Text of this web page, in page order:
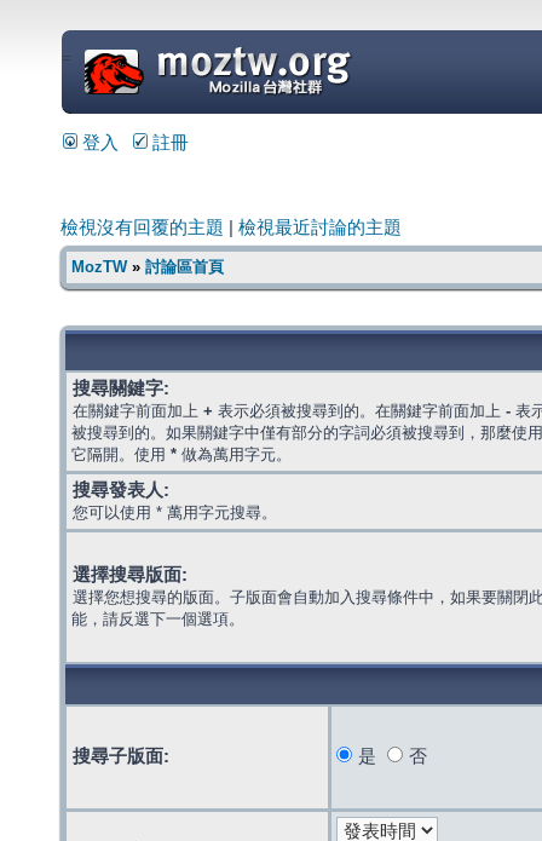
=
登入 註冊
檢視沒有回覆的主題 檢視最近討論的主題
MozTW» 討論區首頁
搜尋關鍵字:
在關鍵字前面加上 + 表示必須被搜尋到的。在關鍵字前面加上 - 表
被搜尋到的。如果關鍵字中僅有部分的字詞必須被搜尋到，那麼使
它隔開。使用 * 做為萬用字元。
搜尋發表人:
您可以使用 * 萬用字元搜尋。
選擇搜尋版面:
選擇您想搜尋的版面。子版面會自動加入搜尋條件中，如果要關閉
能，請反選下一個選項。
搜尋子版面: 是 否